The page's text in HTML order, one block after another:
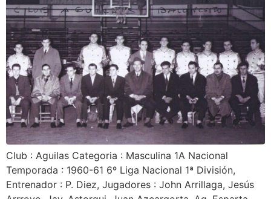
Club : Aguilas Categoria : Masculina 1A Nacional
Temporada : 1960-61 6º Liga Nacional 1ª División,
Entrenador : P. Diez, Jugadores : John Arrillaga, Jesús